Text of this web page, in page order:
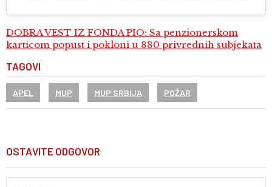
DOBRA VEST IZ FONDA PIO: Sa penzionerskom
karticom popust i pokloni u 880 privrednih subjekata
TAGOVI
APEL MUP MUP SRBIJA POŽAR
OSTAVITE ODGOVOR